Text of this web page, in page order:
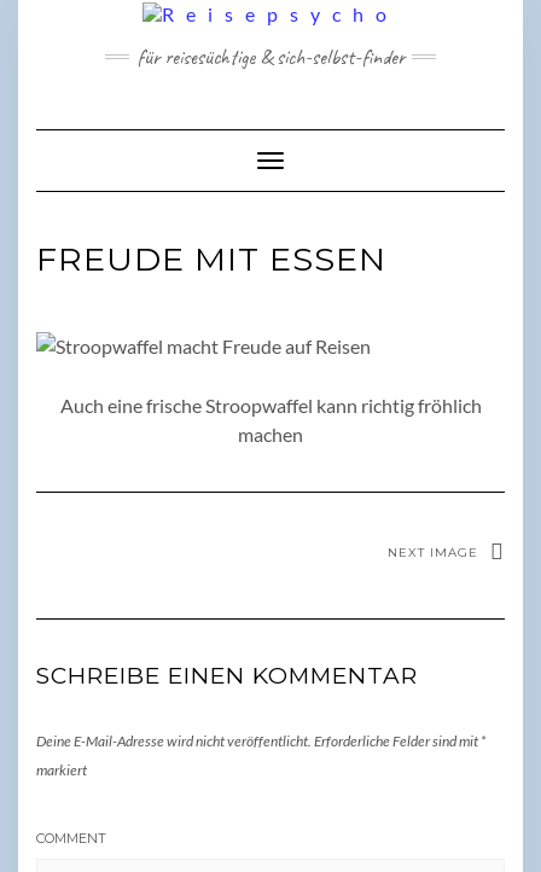
für reisesüchtige & sich-selbst-finder
Toggle Navigation
FREUDE MIT ESSEN
Auch eine frische Stroopwaffel kann richtig fröhlich
machen
NEXT IMAGE
SCHREIBE EINEN KOMMENTAR
Deine E-Mail-Adresse wird nicht veröffentlicht. Erforderliche Felder sind mit *
markiert
COMMENT